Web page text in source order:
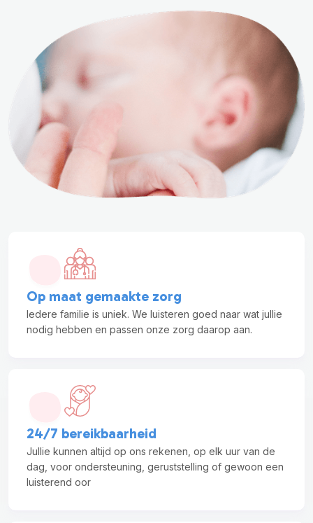
Op maat gemaakte zorg
Iedere familie is uniek. We luisteren goed naar wat jullie
nodig hebben en passen onze zorg daarop aan.
24/7 bereikbaarheid
Jullie kunnen altijd op ons rekenen, op elk uur van de
dag, voor ondersteuning, geruststelling of gewoon een
luisterend oor